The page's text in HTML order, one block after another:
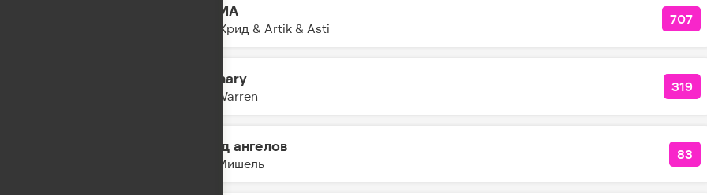
KARMA
Егор Крид & Artik & Asti
707
Ordinary
Alex Warren
319
Город ангелов
Моя Мишель
83